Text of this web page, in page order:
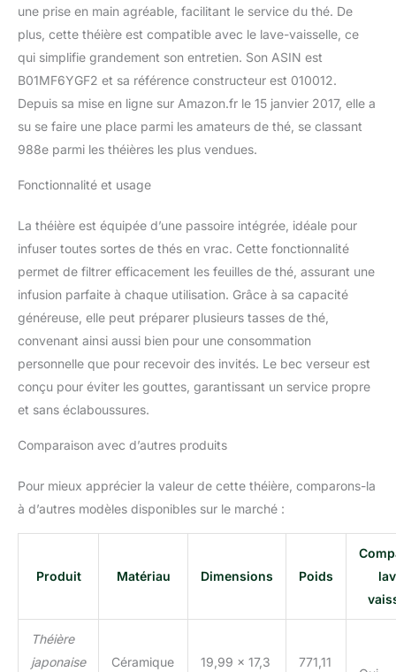
une prise en main agréable, facilitant le service du thé. De
plus, cette théière est compatible avec le lave-vaisselle, ce
qui simplifie grandement son entretien. Son ASIN est
B01MF6YGF2 et sa référence constructeur est 010012.
Depuis sa mise en ligne sur Amazon.fr le 15 janvier 2017, elle a
su se faire une place parmi les amateurs de thé, se classant
988e parmi les théières les plus vendues.
Fonctionnalité et usage
La théière est équipée d’une passoire intégrée, idéale pour
infuser toutes sortes de thés en vrac. Cette fonctionnalité
permet de filtrer efficacement les feuilles de thé, assurant une
infusion parfaite à chaque utilisation. Grâce à sa capacité
généreuse, elle peut préparer plusieurs tasses de thé,
convenant ainsi aussi bien pour une consommation
personnelle que pour recevoir des invités. Le bec verseur est
conçu pour éviter les gouttes, garantissant un service propre
et sans éclaboussures.
Comparaison avec d’autres produits
Pour mieux apprécier la valeur de cette théière, comparons-la
à d’autres modèles disponibles sur le marché :
Produit Matériau Dimensions Poids
Théière
japonaise
Céramique 19,99 x 17,3 771,11